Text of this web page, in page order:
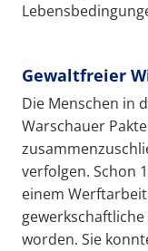
Gewaltfreier
Die Menschen in
Warschauer
verfolgen. Schon
einem
worden. Sie